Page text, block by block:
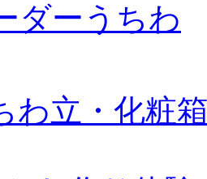
ダーうちわ
わ立・化粧